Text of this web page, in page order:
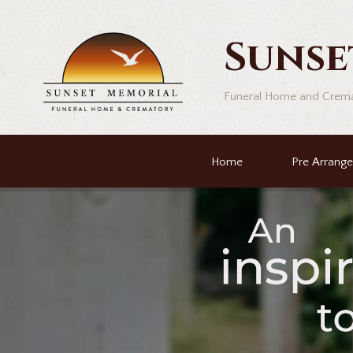
Funeral Home and
Home Pre